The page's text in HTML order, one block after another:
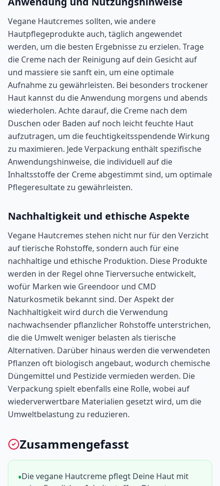
Vegane Hautcremes sollten, wie andere
Hautpflegeprodukte auch, täglich angewendet
werden, um die besten Ergebnisse zu erzielen. Trage
die Creme nach der Reinigung auf dein Gesicht auf
und massiere sie sanft ein, um eine optimale
Aufnahme zu gewährleisten. Bei besonders trockener
Haut kannst du die Anwendung morgens und abends
wiederholen. Achte darauf, die Creme nach dem
Duschen oder Baden auf noch leicht feuchte Haut
aufzutragen, um die feuchtigkeitsspendende Wirkung
zu maximieren. Jede Verpackung enthält spezifische
Anwendungshinweise, die individuell auf die
Inhaltsstoffe der Creme abgestimmt sind, um optimale
Pflegeresultate zu gewährleisten.
Nachhaltigkeit und ethische Aspekte
Vegane Hautcremes stehen nicht nur für den Verzicht
auf tierische Rohstoffe, sondern auch für eine
nachhaltige und ethische Produktion. Diese Produkte
werden in der Regel ohne Tierversuche entwickelt,
wofür Marken wie Greendoor und CMD
Naturkosmetik bekannt sind. Der Aspekt der
Nachhaltigkeit wird durch die Verwendung
nachwachsender pflanzlicher Rohstoffe unterstrichen,
die die Umwelt weniger belasten als tierische
Alternativen. Darüber hinaus werden die verwendeten
Pflanzen oft biologisch angebaut, wodurch chemische
Düngemittel und Pestizide vermieden werden. Die
Verpackung spielt ebenfalls eine Rolle, wobei auf
wiederverwertbare Materialien gesetzt wird, um die
Umweltbelastung zu reduzieren.
Zusammengefasst
Die vegane Hautcreme pflegt Deine Haut mit